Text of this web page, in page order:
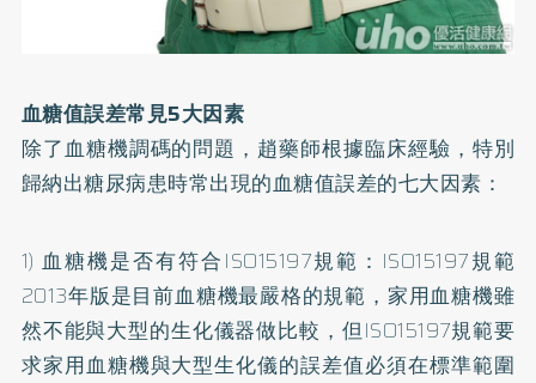
血糖值誤差常見5大因素
除了血糖機調碼的問題，趙藥師根據臨床經驗，特別
歸納出糖尿病患時常出現的血糖值誤差的七大因素：
1) 血糖機是否有符合ISO15197規範：ISO15197規範
2013年版是目前血糖機最嚴格的規範，家用血糖機雖
然不能與大型的生化儀器做比較，但ISO15197規範要
求家用血糖機與大型生化儀的誤差值必須在標準範圍